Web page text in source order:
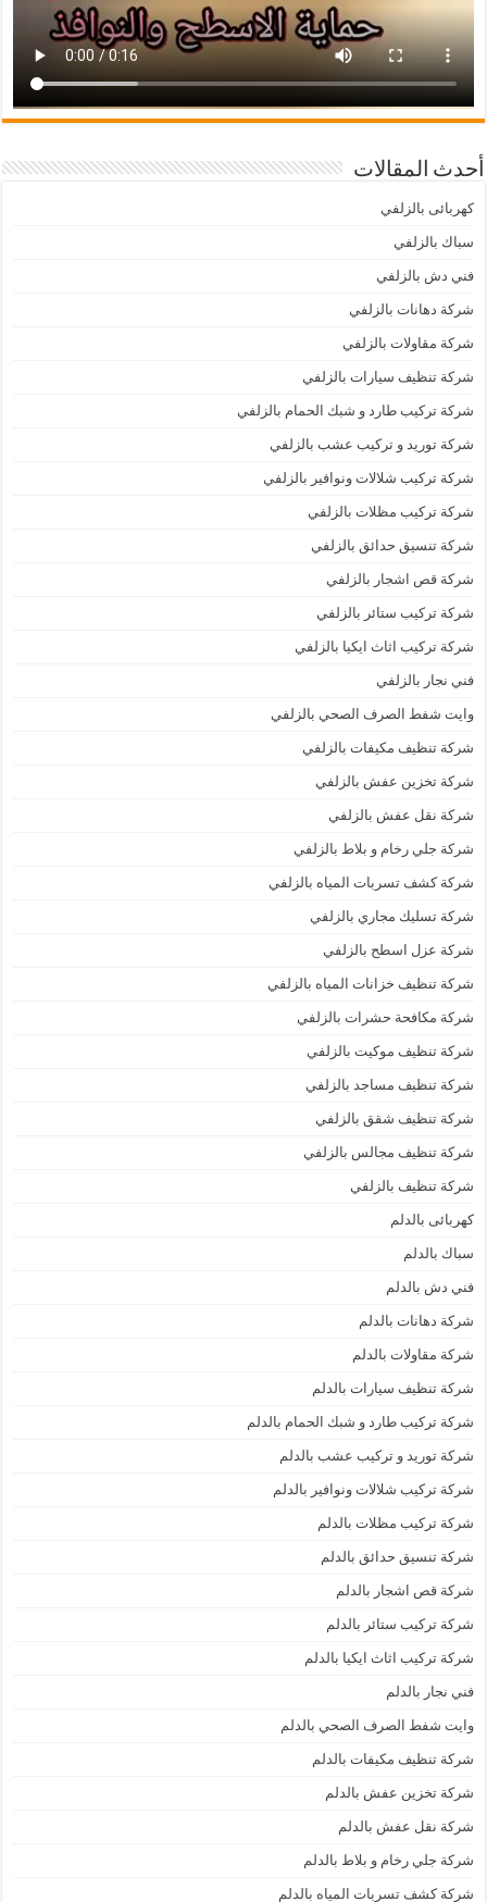
أحدث المقالات
كهربائى بالزلفي
سباك بالزلفي
فني دش بالزلفي
شركة دهانات بالزلفي
شركة مقاولات بالزلفي
شركة تنظيف سيارات بالزلفي
شركة تركيب طارد و شبك الحمام بالزلفي
شركة توريد و تركيب عشب بالزلفي
شركة تركيب شلالات ونوافير بالزلفي
شركة تركيب مظلات بالزلفي
شركة تنسيق حدائق بالزلفي
شركة قص اشجار بالزلفي
شركة تركيب ستائر بالزلفي
شركة تركيب اثاث ايكيا بالزلفي
فني نجار بالزلفي
وايت شفط الصرف الصحي بالزلفي
شركة تنظيف مكيفات بالزلفي
شركة تخزين عفش بالزلفي
شركة نقل عفش بالزلفي
شركة جلي رخام و بلاط بالزلفي
شركة كشف تسربات المياه بالزلفي
شركة تسليك مجاري بالزلفي
شركة عزل اسطح بالزلفي
شركة تنظيف خزانات المياه بالزلفي
شركة مكافحة حشرات بالزلفي
شركة تنظيف موكيت بالزلفي
شركة تنظيف مساجد بالزلفي
شركة تنظيف شقق بالزلفي
شركة تنظيف مجالس بالزلفي
شركة تنظيف بالزلفي
كهربائى بالدلم
سباك بالدلم
فني دش بالدلم
شركة دهانات بالدلم
شركة مقاولات بالدلم
شركة تنظيف سيارات بالدلم
شركة تركيب طارد و شبك الحمام بالدلم
شركة توريد و تركيب عشب بالدلم
شركة تركيب شلالات ونوافير بالدلم
شركة تركيب مظلات بالدلم
شركة تنسيق حدائق بالدلم
شركة قص اشجار بالدلم
شركة تركيب ستائر بالدلم
شركة تركيب اثاث ايكيا بالدلم
فني نجار بالدلم
وايت شفط الصرف الصحي بالدلم
شركة تنظيف مكيفات بالدلم
شركة تخزين عفش بالدلم
شركة نقل عفش بالدلم
شركة جلي رخام و بلاط بالدلم
شركة كشف تسربات المياه بالدلم